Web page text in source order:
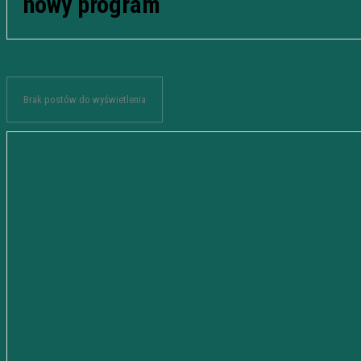
Brak postów do wyświetlenia